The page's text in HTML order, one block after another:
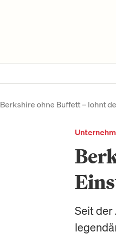
Berkshire ohne Buffett – lohnt
Seit